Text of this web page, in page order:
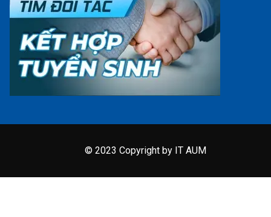
© 2023 Copyright by IT AUM